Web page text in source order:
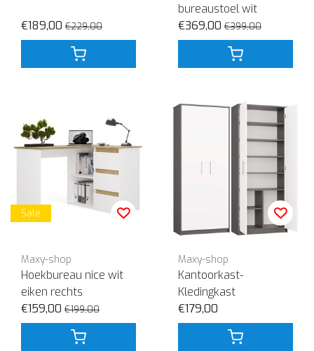
€189,00 €229,00
bureaustoel wit
€369,00 €399,00
Sale
Maxy-shop
Hoekbureau nice wit
eiken rechts
€159,00 €199,00
Maxy-shop
Kantoorkast-
Kledingkast
€179,00